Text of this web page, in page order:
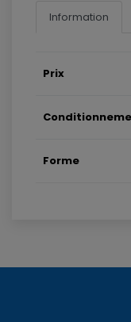
Information
Prix
Forme